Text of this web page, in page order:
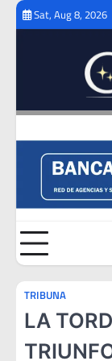
Skip
Sat, Aug 8, 2026
TRIBUNA
LA